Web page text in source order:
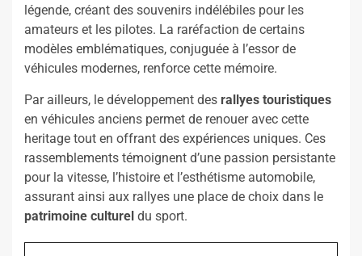
légende, créant des souvenirs indélébiles pour les
amateurs et les pilotes. La raréfaction de certains
modèles emblématiques, conjuguée à l’essor de
véhicules modernes, renforce cette mémoire.
Par ailleurs, le développement des rallyes touristiques
en véhicules anciens permet de renouer avec cette
heritage tout en offrant des expériences uniques. Ces
rassemblements témoignent d’une passion persistante
pour la vitesse, l’histoire et l’esthétisme automobile,
assurant ainsi aux rallyes une place de choix dans le
patrimoine culturel du sport.